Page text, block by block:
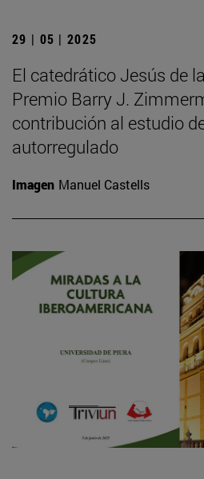
29 | 05 | 2025
El catedrático Jesús de
Premio Barry J.
contribución al estudio
autorregulado
Imagen Manuel Castells